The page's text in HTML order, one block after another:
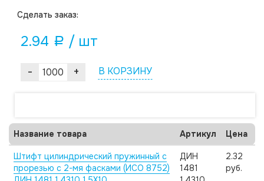
Cделать заказ:
2.94 a / шт
- + В КОРЗИНУ
Название товара Артикул Цена
Штифт цилиндрический пружинный с
прорезью с 2-мя фасками (ИСО 8752)
ДИН
1481
2.32
руб.